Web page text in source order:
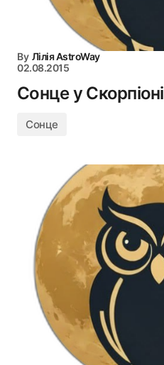
By Лілія AstroWay
02.08.2015
Сонце у Скорпіоні
Сонце